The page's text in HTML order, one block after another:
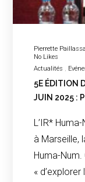
Pierrette
No Likes
Actualités
5E ÉDITION
JUIN 2025 :
L’IR*
à Marseille,
Huma-
«